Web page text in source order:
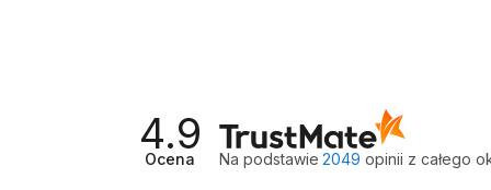
4.9
Ocena Na podstawie 2049 opinii z całego